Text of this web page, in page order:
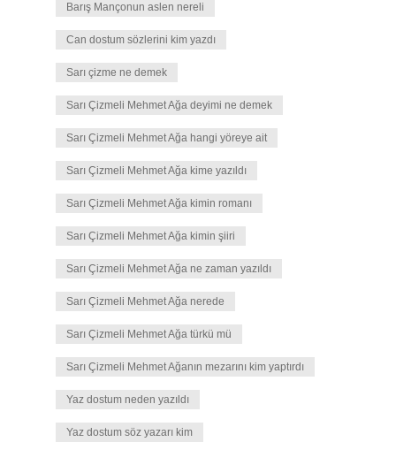
Barış Mançonun aslen nereli
Can dostum sözlerini kim yazdı
Sarı çizme ne demek
Sarı Çizmeli Mehmet Ağa deyimi ne demek
Sarı Çizmeli Mehmet Ağa hangi yöreye ait
Sarı Çizmeli Mehmet Ağa kime yazıldı
Sarı Çizmeli Mehmet Ağa kimin romanı
Sarı Çizmeli Mehmet Ağa kimin şiiri
Sarı Çizmeli Mehmet Ağa ne zaman yazıldı
Sarı Çizmeli Mehmet Ağa nerede
Sarı Çizmeli Mehmet Ağa türkü mü
Sarı Çizmeli Mehmet Ağanın mezarını kim yaptırdı
Yaz dostum neden yazıldı
Yaz dostum söz yazarı kim